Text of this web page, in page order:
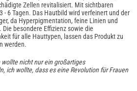
Zellen revitalisiert. Mit sichtbaren
- 6 Tagen. Das Hautbild wird verfeinert und der
da Hyperpigmentation, feine Linien und
besondere Effizienz sowie die
für alle Hauttypen, lassen das Produkt zu
werden.
wollte nicht nur ein großartiges
ich wollte, dass es eine Revolution für Frauen